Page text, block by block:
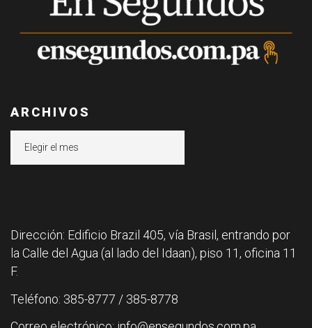
ARCHIVOS
Dirección: Edificio Brazil 405, vía Brasil, entrando por
la Calle del Agua (al lado del Idaan), piso 11, oficina 11
F.
Teléfono: 385-8777 / 385-8778